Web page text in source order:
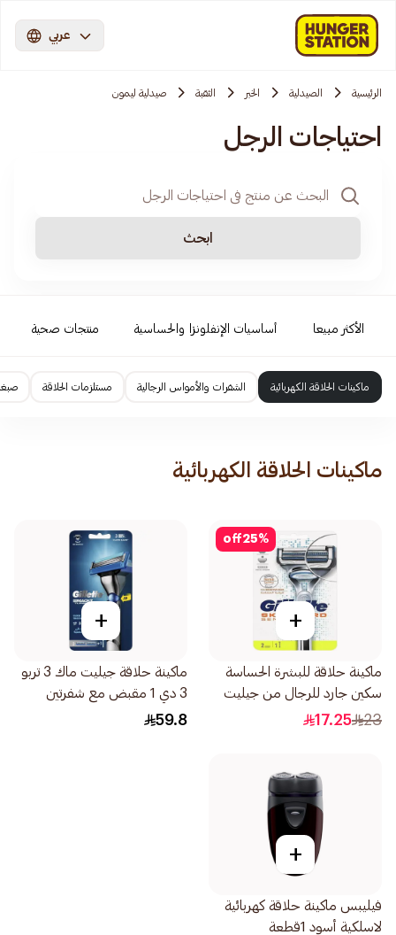
عربي
الرئيسية الصيدلية الخبر الثقبة صيدلية ليمون
احتياجات الرجل
ابحث
الأكثر مبيعا أساسيات الإنفلونزا والحساسية منتجات صحية
ماكينات الحلاقة الكهربائية الشفرات والأمواس الرجالية مستلزمات الحلاقة
ماكينات الحلاقة الكهربائية
25%
off
+
ماكينة حلاقة للبشرة الحساسة
سكين جارد للرجال من جيليت
2قطعة
23
17.25
+
ماكينة حلاقة جيليت ماك 3 تربو
3 دي 1 مقبض مع شفرتين
2قطعة
59.8
+
فيليبس ماكينة حلاقة كهربائية
لاسلكية أسود 1قطعة